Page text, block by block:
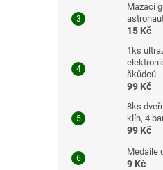
Mazací
15 Kč
1ks
škůdců
99 Kč
8ks
klín, 4
99 Kč
Medaile
9 Kč